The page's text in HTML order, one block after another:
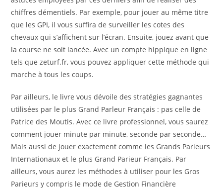
chiffres démentiels. Par exemple, pour jouer au même titre
que les GPI, il vous suffira de surveiller les cotes des
chevaux qui s’affichent sur l’écran. Ensuite, jouez avant que
la course ne soit lancée. Avec un compte hippique en ligne
tels que zeturf.fr, vous pouvez appliquer cette méthode qui
marche à tous les coups.
Par ailleurs, le livre vous dévoile des stratégies gagnantes
utilisées par le plus Grand Parleur Français : pas celle de
Patrice des Moutis. Avec ce livre professionnel, vous saurez
comment jouer minute par minute, seconde par seconde…
Mais aussi de jouer exactement comme les Grands Parieurs
Internationaux et le plus Grand Parieur Français. Par
ailleurs, vous aurez les méthodes à utiliser pour les Gros
Parieurs y compris le mode de Gestion Financière